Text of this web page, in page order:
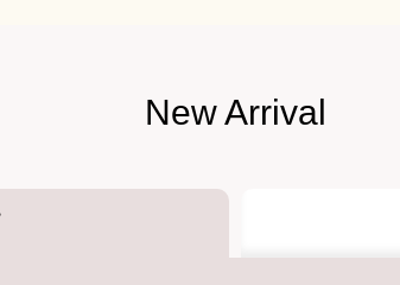
New Arrival